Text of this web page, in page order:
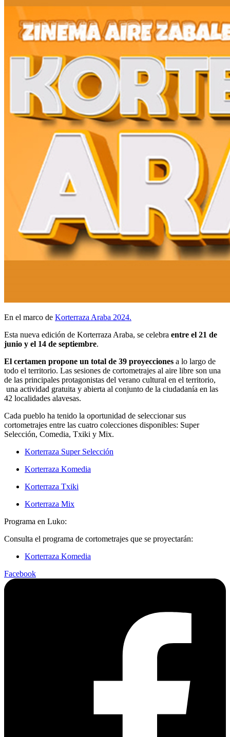
En el marco de Korterraza Araba 2024.
Esta nueva edición de Korterraza Araba, se celebra entre el 21 de
junio y el 14 de septiembre.
El certamen propone un total de 39 proyecciones a lo largo de
todo el territorio. Las sesiones de cortometrajes al aire libre son una
de las principales protagonistas del verano cultural en el territorio,
una actividad gratuita y abierta al conjunto de la ciudadanía en las
42 localidades alavesas.
Cada pueblo ha tenido la oportunidad de seleccionar sus
cortometrajes entre las cuatro colecciones disponibles: Super
Selección, Comedia, Txiki y Mix.
Korterraza Super Selección
Korterraza Komedia
Korterraza Txiki
Korterraza Mix
Programa en Luko:
Consulta el programa de cortometrajes que se proyectarán:
Korterraza Komedia
Facebook